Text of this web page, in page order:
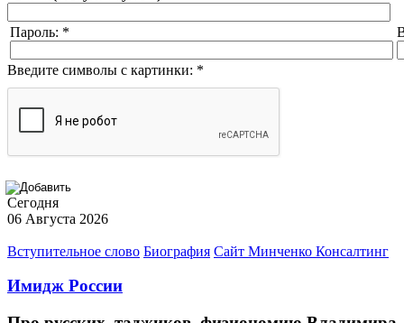
Пароль: *
Введите символы с картинки: *
Сегодня
06 Августа 2026
Вступительное слово Биография Сайт Минченко Консалтинг
Имидж России